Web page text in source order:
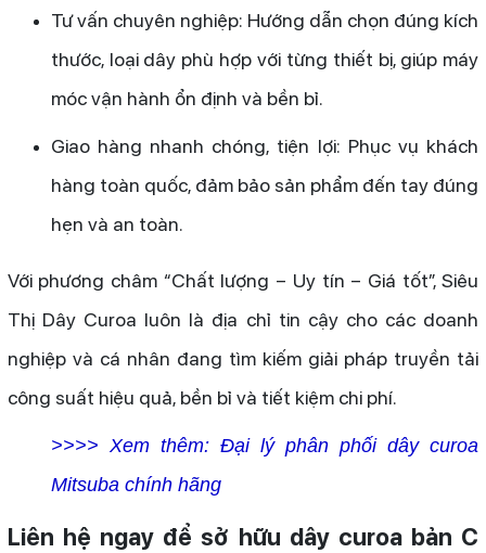
Tư vấn chuyên nghiệp: Hướng dẫn chọn đúng kích
thước, loại dây phù hợp với từng thiết bị, giúp máy
móc vận hành ổn định và bền bỉ.
Giao hàng nhanh chóng, tiện lợi: Phục vụ khách
hàng toàn quốc, đảm bảo sản phẩm đến tay đúng
hẹn và an toàn.
Với phương châm “Chất lượng – Uy tín – Giá tốt”, Siêu
Thị Dây Curoa luôn là địa chỉ tin cậy cho các doanh
nghiệp và cá nhân đang tìm kiếm giải pháp truyền tải
công suất hiệu quả, bền bỉ và tiết kiệm chi phí.
>>>> Xem thêm: Đại lý phân phối dây curoa
Mitsuba chính hãng
Liên hệ ngay để sở hữu dây curoa bản C